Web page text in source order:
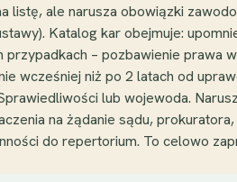
ale narusza obowiązki
Katalog kar obejmuje:
– pozbawienie prawa
wcześniej niż po 2 latach od
lub wojewoda.
na żądanie sądu,
do repertorium. To celowo